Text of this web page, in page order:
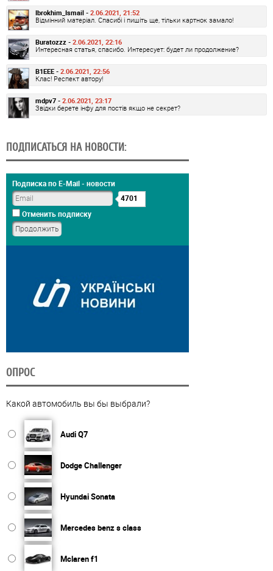
Ibrokhim_Ismail - 2.06.2021, 21:52
Відмінний матеріал. Спасибі і пишіть ще, тільки картнок замало!
Buratozzz - 2.06.2021, 22:16
Интересная статья, спасибо. Интересует: будет ли продолжение?
B1EEE - 2.06.2021, 22:56
Клас! Респект автору!
mdpv7 - 2.06.2021, 23:17
Звідки берете інфу для постів якщо не секрет?
ПОДПИСАТЬСЯ НА НОВОСТИ:
Подписка по E-Mail - новости
4701
Отменить подписку
ОПРОС
Какой автомобиль вы бы выбрали?
Audi Q7
Dodge Challenger
Hyundai Sonata
Mercedes benz s class
Mclaren f1